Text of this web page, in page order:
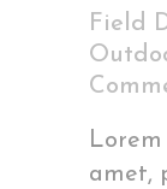
Field
amet,